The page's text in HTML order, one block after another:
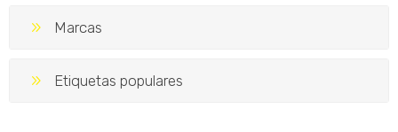
Marcas
Etiquetas populares